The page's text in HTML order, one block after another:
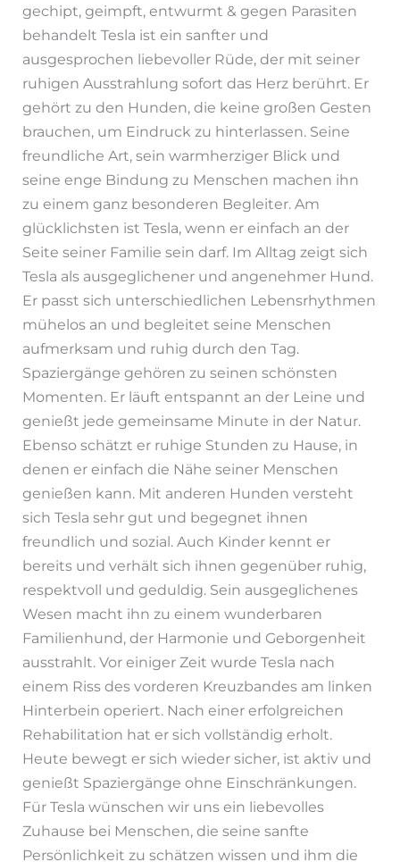
gechipt, geimpft, entwurmt & gegen Parasiten
behandelt Tesla ist ein sanfter und
ausgesprochen liebevoller Rüde, der mit seiner
ruhigen Ausstrahlung sofort das Herz berührt. Er
gehört zu den Hunden, die keine großen Gesten
brauchen, um Eindruck zu hinterlassen. Seine
freundliche Art, sein warmherziger Blick und
seine enge Bindung zu Menschen machen ihn
zu einem ganz besonderen Begleiter. Am
glücklichsten ist Tesla, wenn er einfach an der
Seite seiner Familie sein darf. Im Alltag zeigt sich
Tesla als ausgeglichener und angenehmer Hund.
Er passt sich unterschiedlichen Lebensrhythmen
mühelos an und begleitet seine Menschen
aufmerksam und ruhig durch den Tag.
Spaziergänge gehören zu seinen schönsten
Momenten. Er läuft entspannt an der Leine und
genießt jede gemeinsame Minute in der Natur.
Ebenso schätzt er ruhige Stunden zu Hause, in
denen er einfach die Nähe seiner Menschen
genießen kann. Mit anderen Hunden versteht
sich Tesla sehr gut und begegnet ihnen
freundlich und sozial. Auch Kinder kennt er
bereits und verhält sich ihnen gegenüber ruhig,
respektvoll und geduldig. Sein ausgeglichenes
Wesen macht ihn zu einem wunderbaren
Familienhund, der Harmonie und Geborgenheit
ausstrahlt. Vor einiger Zeit wurde Tesla nach
einem Riss des vorderen Kreuzbandes am linken
Hinterbein operiert. Nach einer erfolgreichen
Rehabilitation hat er sich vollständig erholt.
Heute bewegt er sich wieder sicher, ist aktiv und
genießt Spaziergänge ohne Einschränkungen.
Für Tesla wünschen wir uns ein liebevolles
Zuhause bei Menschen, die seine sanfte
Persönlichkeit zu schätzen wissen und ihm die